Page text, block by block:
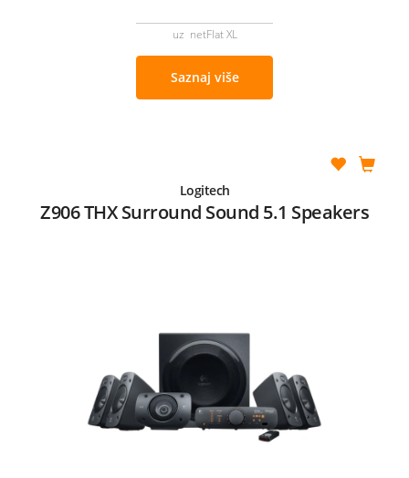
uz netFlat XL
Saznaj više
Logitech
Z906 THX Surround Sound 5.1 Speakers